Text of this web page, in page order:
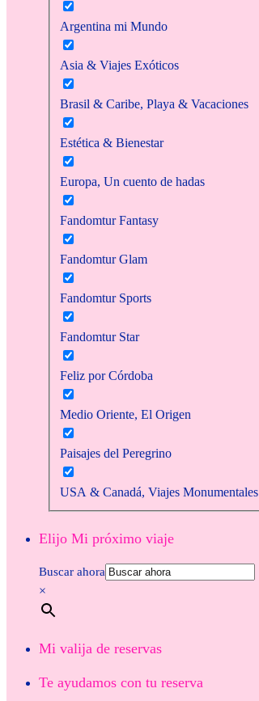
Argentina mi Mundo
Asia & Viajes Exóticos
Brasil & Caribe, Playa & Vacaciones
Estética & Bienestar
Europa, Un cuento de hadas
Fandomtur Fantasy
Fandomtur Glam
Fandomtur Sports
Fandomtur Star
Feliz por Córdoba
Medio Oriente, El Origen
Paisajes del Peregrino
USA & Canadá, Viajes Monumentales
Elijo Mi próximo viaje
Buscar ahora
×
Mi valija de reservas
Te ayudamos con tu reserva